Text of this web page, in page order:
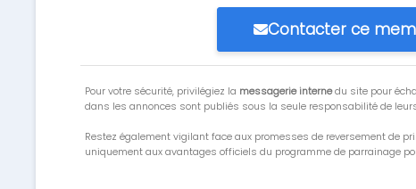
Contacter ce
Pour votre sécurité, privilégiez la messagerie internedu site pour
dans les annonces sont publiés sous la seule responsabilité de
Restez également vigilant face aux promesses de reversement de
uniquement aux avantages officiels du programme de parrainage